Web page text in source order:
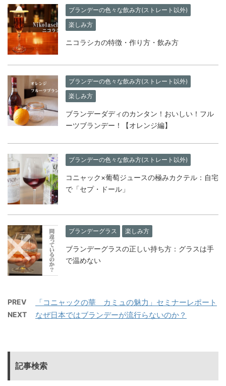
ブランデーの色々な飲み方(ストレート以外)
楽しみ方
ニコラシカの特徴・作り方・飲み方
ブランデーの色々な飲み方(ストレート以外)
楽しみ方
ブランデーダディのカンタン！おいしい！フル
ーツブランデー！【オレンジ編】
ブランデーの色々な飲み方(ストレート以外)
コニャック×葡萄ジュースの極みカクテル：自宅
で「セプ・ドール」
ブランデーグラス 楽しみ方
ブランデーグラスの正しい持ち方：グラスは手
で温めない
PREV 「コニャックの華 カミュの魅力」セミナーレポート
NEXT なぜ日本ではブランデーが流行らないのか？
記事検索